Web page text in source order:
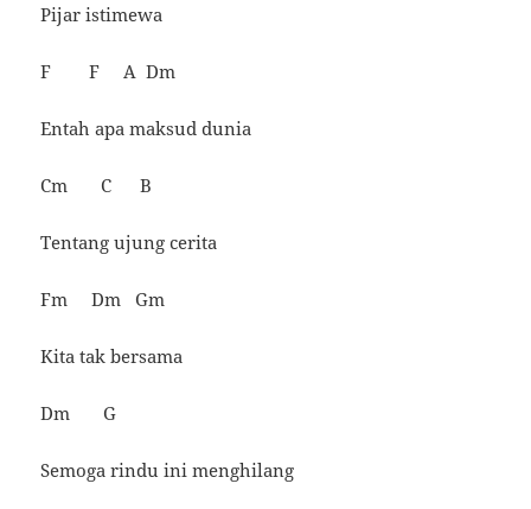
Pijar istimewa
F F A Dm
Entah apa maksud dunia
Cm C B
Tentang ujung cerita
Fm Dm Gm
Kita tak bersama
Dm G
Semoga rindu ini menghilang